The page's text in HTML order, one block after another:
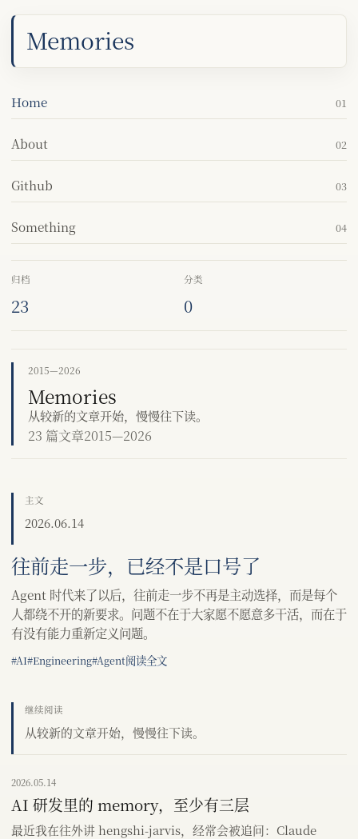
Memories
Home 01
About 02
Github 03
Something 04
归档
23
分类
0
2015—2026
Memories
从较新的文章开始，慢慢往下读。
23 篇文章2015—2026
主文
2026.06.14
往前走一步，已经不是口号了
Agent 时代来了以后，往前走一步不再是主动选择，而是每个
人都绕不开的新要求。问题不在于大家愿不愿意多干活，而在于
有没有能力重新定义问题。
#AI#Engineering#Agent阅读全文
继续阅读
从较新的文章开始，慢慢往下读。
2026.05.14
AI 研发里的 memory，至少有三层
最近我在往外讲 hengshi-jarvis，经常会被追问：Claude